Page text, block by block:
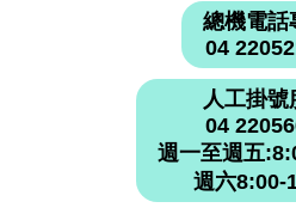
總機電話
04
人工掛號
04
週一至週五
週六8:00-